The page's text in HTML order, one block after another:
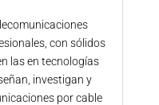
con sólidos
las en tecnologías
investigan y
por cable